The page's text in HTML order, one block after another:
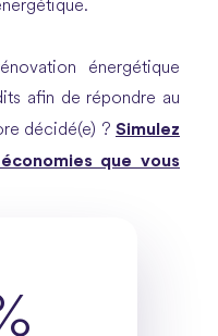
énergétique
afin de répondre au
décidé(e) ? Simulez
que vous